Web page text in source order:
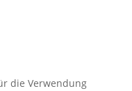
die Verwendung